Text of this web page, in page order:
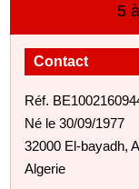
5
Contact
Réf.
Né le 30/09/1977
32000 El-bayadh,
Algerie